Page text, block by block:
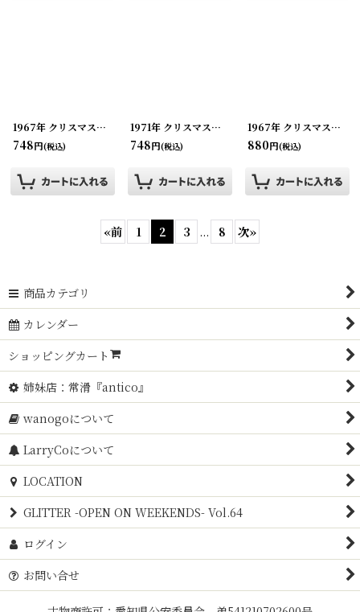
1967年 クリスマスグリーティング ビンテージカード [210928-19]
748円(税込)
1971年 クリスマスグリーティング ビンテージカード
748円(税込)
1967年 クリスマスグリーティング ビンテージカード
880円(税込)
«前 1 2 3 ... 8 次»
商品カテゴリ
カレンダー
ショッピングカート
姉妹店：常滑『antico』
wanogoについて
LarryCoについて
LOCATION
GLITTER -OPEN ON WEEKENDS- Vol.64
ログイン
お問い合せ